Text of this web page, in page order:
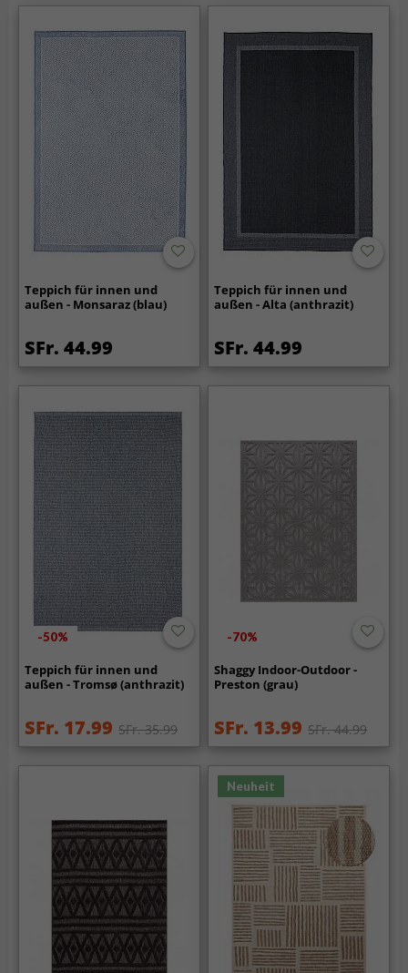
Teppich für innen und
außen - Monsaraz (blau)
SFr. 44.99
Teppich für innen und
außen - Alta (anthrazit)
SFr. 44.99
-50%
Teppich für innen und
außen - Tromsø (anthrazit)
SFr. 17.99 SFr. 35.99
-70%
Shaggy Indoor-Outdoor -
Preston (grau)
SFr. 13.99 SFr. 44.99
Neuheit